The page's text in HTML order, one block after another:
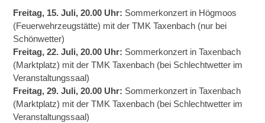
Freitag, 15. Juli, 20.00 Uhr: Sommerkonzert in Högmoos
(Feuerwehrzeugstätte) mit der TMK Taxenbach (nur bei
Schönwetter)
Freitag, 22. Juli, 20.00 Uhr: Sommerkonzert in Taxenbach
(Marktplatz) mit der TMK Taxenbach (bei Schlechtwetter im
Veranstaltungssaal)
Freitag, 29. Juli, 20.00 Uhr: Sommerkonzert in Taxenbach
(Marktplatz) mit der TMK Taxenbach (bei Schlechtwetter im
Veranstaltungssaal)